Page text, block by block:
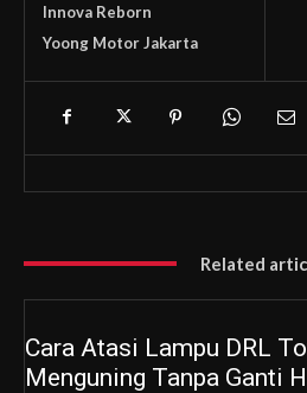
Innova Reborn
Yoong Motor Jakarta
Related
Cara Atasi Lampu DRL
Menguning Tanpa Ganti